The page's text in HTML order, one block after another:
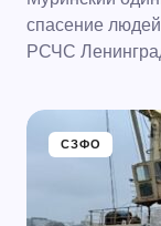
спасение
РСЧС
СЗФО